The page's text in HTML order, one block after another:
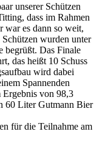
unserer Schützen
dass im Rahmen
war es dann so weit,
wurden unter
begrüßt. Das Finale
das heißt 10 Schuss
wird dabei
Spannenden
Ergebnis von 98,3
60 Liter Gutmann Bier
für die Teilnahme am